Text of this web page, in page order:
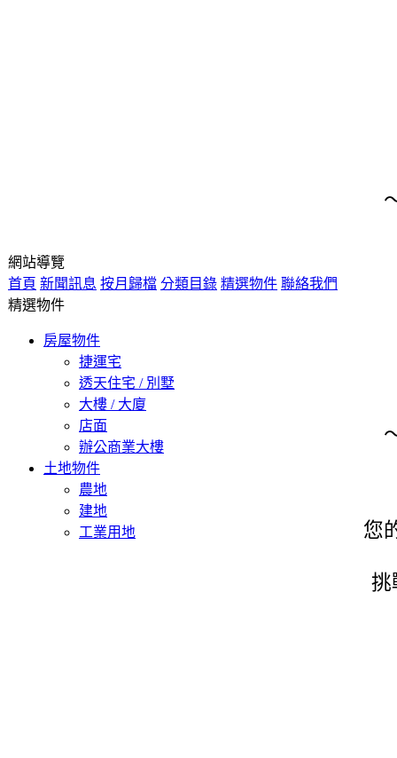
網站導覽
首頁 新聞訊息 按月歸檔 分類目錄 精選物件 聯絡我們
精選物件
房屋物件
捷運宅
透天住宅 / 別墅
大樓 / 大廈
店面
辦公商業大樓
土地物件
農地
建地
工業用地
您
挑